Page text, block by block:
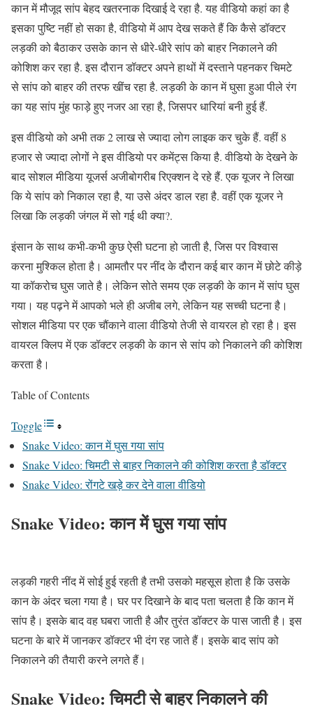
कान में मौजूद सांप बेहद खतरनाक दिखाई दे रहा है. यह वीडियो कहां का है
इसका पुष्टि नहीं हो सका है, वीडियो में आप देख सकते हैं कि कैसे डॉक्टर
लड़की को बैठाकर उसके कान से धीरे-धीरे सांप को बाहर निकालने की
कोशिश कर रहा है. इस दौरान डॉक्टर अपने हाथों में दस्ताने पहनकर चिमटे
से सांप को बाहर की तरफ खींच रहा है. लड़की के कान में घुसा हुआ पीले रंग
का यह सांप मुंह फाड़े हुए नजर आ रहा है, जिसपर धारियां बनी हुई हैं.
इस वीडियो को अभी तक 2 लाख से ज्यादा लोग लाइक कर चुके हैं. वहीं 8
हजार से ज्यादा लोगों ने इस वीडियो पर कमेंट्स किया है. वीडियो के देखने के
बाद सोशल मीडिया यूजर्स अजीबोगरीब रिएक्शन दे रहे हैं. एक यूजर ने लिखा
कि ये सांप को निकाल रहा है, या उसे अंदर डाल रहा है. वहीं एक यूजर ने
लिखा कि लड़की जंगल में सो गई थी क्या?.
इंसान के साथ कभी-कभी कुछ ऐसी घटना हो जाती है, जिस पर विश्वास
करना मुश्किल होता है। आमतौर पर नींद के दौरान कई बार कान में छोटे कीड़े
या कॉकरोच घुस जाते है। लेकिन सोते समय एक लड़की के कान में सांप घुस
गया। यह पढ़ने में आपको भले ही अजीब लगे, लेकिन यह सच्ची घटना है।
सोशल मीडिया पर एक चौंकाने वाला वीडियो तेजी से वायरल हो रहा है। इस
वायरल क्लिप में एक डॉक्टर लड़की के कान से सांप को निकालने की कोशिश
करता है।
Table of Contents
Toggle
Snake Video: कान में घुस गया सांप
Snake Video: चिमटी से बाहर निकालने की कोशिश करता है डॉक्टर
Snake Video: रोंगटे खड़े कर देने वाला वीडियो
Snake Video:कान में घुस गया सांप
लड़की गहरी नींद में सोई हुई रहती है तभी उसको महसूस होता है कि उसके
कान के अंदर चला गया है। घर पर दिखाने के बाद पता चलता है कि कान में
सांप है। इसके बाद वह घबरा जाती है और तुरंत डॉक्टर के पास जाती है। इस
घटना के बारे में जानकर डॉक्टर भी दंग रह जाते हैं। इसके बाद सांप को
निकालने की तैयारी करने लगते हैं।
Snake Video:चिमटी से बाहर निकालने की